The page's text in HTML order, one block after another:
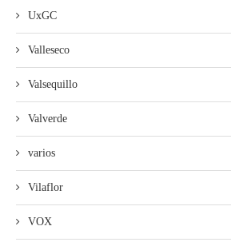
UxGC
Valleseco
Valsequillo
Valverde
varios
Vilaflor
VOX